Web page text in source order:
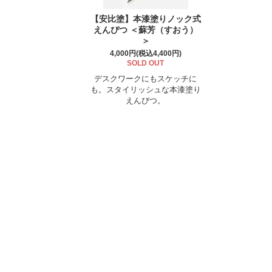
【安比塗】本漆塗りノック式
えんぴつ ＜蘇芳（すおう）
＞
4,000円(税込4,400円)
SOLD OUT
デスクワークにもスケッチに
も。スタイリッシュな本漆塗り
えんぴつ。